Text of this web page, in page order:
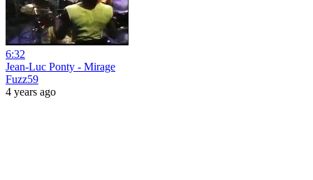
6:32
Jean-Luc Ponty - Mirage
Fuzz59
4 years ago